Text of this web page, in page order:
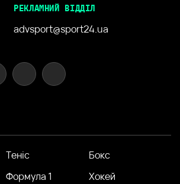
РЕКЛАМНИЙ ВІДДІЛ
advsport@sport24.ua
Теніс
Бокс
Формула 1
Хокей